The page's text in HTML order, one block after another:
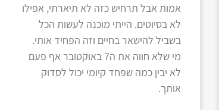
אמות אבל תרחיש כזה לא תיארתי, אפילו
לא בסיוטים. הייתי מוכנה לעשות הכל
בשביל להישאר בחיים וזה הפחיד אותי.
מי שלא חווה את ה7 באוקטובר אף פעם
לא יבין כמה שפחד קיומי יכול לסדוק
אותך.